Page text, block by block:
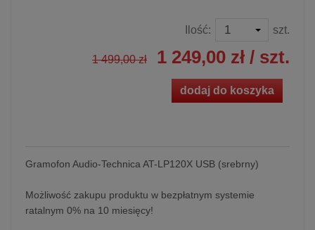
Ilość: szt.
1 499,00 zł 1 249,00 zł / szt.
dodaj do koszyka
Gramofon Audio-Technica AT-LP120X USB (srebrny)
Możliwość zakupu produktu w bezpłatnym systemie
ratalnym 0% na 10 miesięcy!